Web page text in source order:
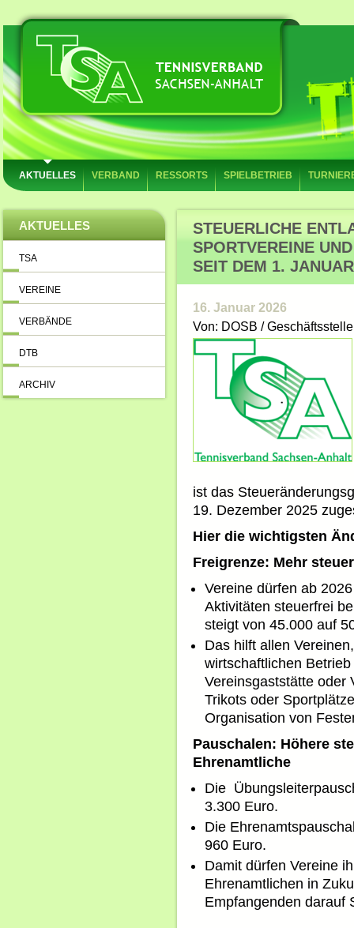
AKTUELLES VERBAND RESSORTS SPIELBETRIEB
AKTUELLES
TSA
VEREINE
VERBÄNDE
DTB
ARCHIV
STEUERLICHE
SPORTVEREINE
SEIT DEM 1.
16. Januar 2026
Von: DOSB / Geschäftsstelle
ist das
19. Dezember 2025
Hier die wichtigsten
Freigrenze: Mehr
Vereine dürfen ab
Aktivitäten steuerfrei
steigt von 45.000 auf
Das hilft allen
wirtschaftlichen
Vereinsgaststätte oder
Trikots oder
Organisation von
Pauschalen: Höhere
Ehrenamtliche
Die
3.300 Euro.
Die
960 Euro.
Damit dürfen Vereine
Ehrenamtlichen in
Empfangenden darauf